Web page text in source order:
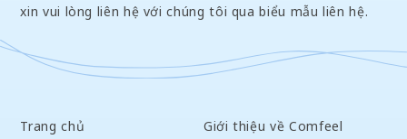
xin vui lòng liên hệ với chúng tôi qua biểu mẫu liên hệ.
Trang chủ
Giới thiệu về Comfeel